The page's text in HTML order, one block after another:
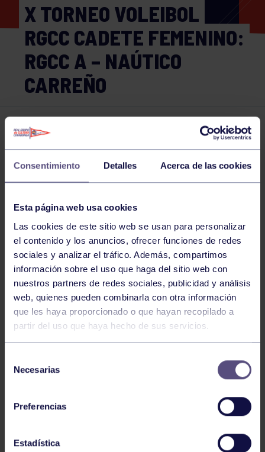
Consentimiento Detalles Acerca de las cookies
Esta página web usa cookies
Las cookies de este sitio web se usan para personalizar
el contenido y los anuncios, ofrecer funciones de redes
sociales y analizar el tráfico. Además, compartimos
información sobre el uso que haga del sitio web con
nuestros partners de redes sociales, publicidad y análisis
web, quienes pueden combinarla con otra información
que les haya proporcionado o que hayan recopilado a
partir del uso que haya hecho de sus servicios.
Necesarias
Preferencias
Estadística
X TORNEO VOLEIBOL
RGCC CADETE FEMENINO:
RGCC A – NAÚTICO
CARREÑO
NOTICIAS RELACIONADAS
Voleibol 27 Abr 2026